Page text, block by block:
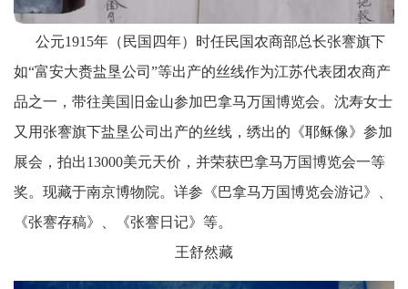
公元1915年（民国四年）时任民国农商部总长张謇旗下
如“富安大赉盐垦公司”等出产的丝线作为江苏代表团农商产
品之一，带往美国旧金山参加巴拿马万国博览会。沈寿女士
又用张謇旗下盐垦公司出产的丝线，绣出的《耶稣像》参加
展会，拍出13000美元天价，并荣获巴拿马万国博览会一等
奖。现藏于南京博物院。详参《巴拿马万国博览会游记》、
《张謇存稿》、《张謇日记》等。
王舒然藏